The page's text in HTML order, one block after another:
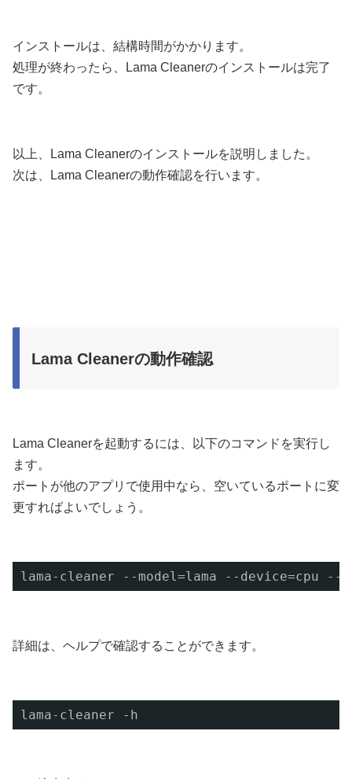
インストールは、結構時間がかかります。
処理が終わったら、Lama Cleanerのインストールは完了
です。
以上、Lama Cleanerのインストールを説明しました。
次は、Lama Cleanerの動作確認を行います。
Lama Cleanerの動作確認
Lama Cleanerを起動するには、以下のコマンドを実行し
ます。
ポートが他のアプリで使用中なら、空いているポートに変
更すればよいでしょう。
lama-cleaner --model=lama --device=cpu --
詳細は、ヘルプで確認することができます。
lama-cleaner -h